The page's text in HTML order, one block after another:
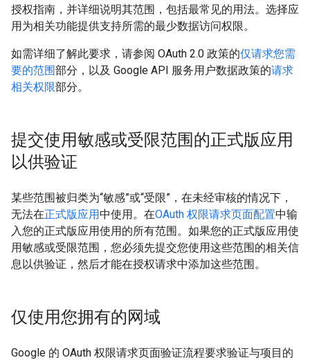
授权指南，并详细说明其范围，包括最常见的用法。选择应
用为相关功能提供支持所需的最少数据访问权限。
如需详细了解此要求，请参阅 OAuth 2.0 政策的仅请求您需
要的范围部分，以及 Google API 服务用户数据政策的请求
相关权限部分。
提交使用敏感或受限范围的正式版应用
以供验证
某些范围被归类为“敏感”或“受限”，在未经审核的情况下，
无法在正式版应用中使用。在OAuth 权限请求页面配置中输
入您的正式版应用使用的所有范围。如果您的正式版应用使
用敏感或受限范围，您必须先提交您使用这些范围的相关信
息以供验证，然后才能在授权请求中添加这些范围。
仅使用您拥有的网域
Google 的 OAuth 权限请求页面验证流程要求验证与项目的